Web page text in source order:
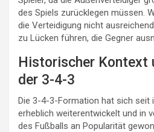
des Spiels zurücklegen müssen.
die Verteidigung nicht
zu Lücken führen, die Gegner
Historischer Kontext
der 3-4-3
Die 3-4-3-Formation hat sich seit
erheblich weiterentwickelt und in
des Fußballs an Popularität